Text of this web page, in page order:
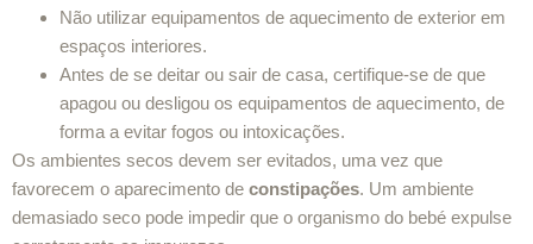
Não utilizar equipamentos de aquecimento de exterior em
espaços interiores.
Antes de se deitar ou sair de casa, certifique-se de que
apagou ou desligou os equipamentos de aquecimento, de
forma a evitar fogos ou intoxicações.
Os ambientes secos devem ser evitados, uma vez que
favorecem o aparecimento de constipações. Um ambiente
demasiado seco pode impedir que o organismo do bebé expulse